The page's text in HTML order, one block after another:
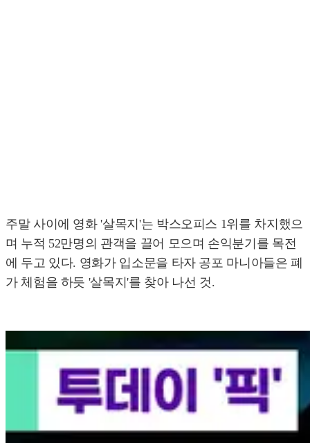
주말 사이에 영화 '살목지'는 박스오피스 1위를 차지했으
며 누적 52만명의 관객을 끌어 모으며 손익분기를 목전
에 두고 있다. 영화가 입소문을 타자 공포 마니아들은 폐
가 체험을 하듯 '살목지'를 찾아 나선 것.